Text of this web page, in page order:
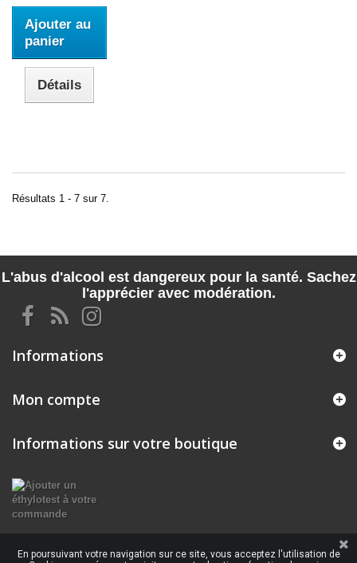
Ajouter au
panier
Détails
Résultats 1 - 7 sur 7.
L'abus d'alcool est dangereux pour la santé. Sachez
l'apprécier avec modération.
Informations
Mon compte
Informations sur votre boutique
En poursuivant votre navigation sur ce site, vous acceptez l'utilisation de